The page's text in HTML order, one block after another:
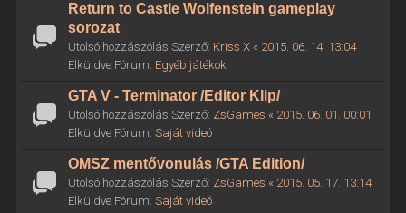
Return to Castle Wolfenstein gameplay
sorozat
Utolsó hozzászólás Szerző: Kriss X« 2015. 06. 14. 13:04
Elküldve Fórum: Egyéb játékok
GTA V - Terminator /Editor Klip/
Utolsó hozzászólás Szerző: ZsGames « 2015. 06. 01. 00:01
Elküldve Fórum: Saját videó
OMSZ mentővonulás /GTA Edition/
Utolsó hozzászólás Szerző: ZsGames « 2015. 05. 17. 13:14
Elküldve Fórum: Saját videó